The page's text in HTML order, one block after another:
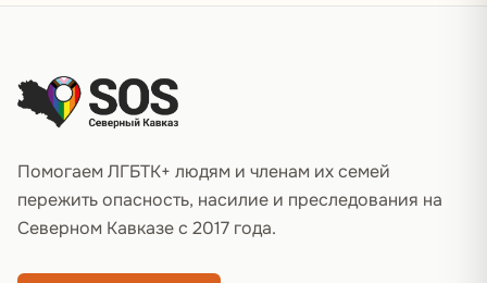
Помогаем ЛГБТК+ людям и членам их семей
пережить опасность, насилие и преследования на
Северном Кавказе с 2017 года.